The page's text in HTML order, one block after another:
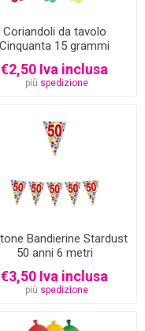
Coriandoli da tavolo
Cinquanta 15 grammi
€2,50 Iva inclusa
più spedizione
Bandierine Stardust
50 anni 6 metri
€3,50 Iva inclusa
più spedizione